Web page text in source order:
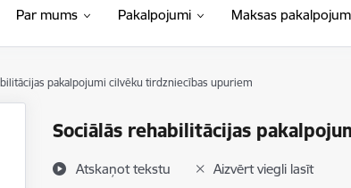
Par mums Pakalpojumi Maksas
pakalpojumi cilvēku tirdzniecības upuriem
Sociālās rehabilitācijas
Atskaņot tekstu Aizvērt viegli lasīt